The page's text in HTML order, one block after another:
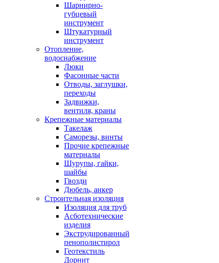
Шарнирно-
губцевый
инструмент
Штукатурный
инструмент
Отопление,
водоснабжение
Люки
Фасонные части
Отводы, заглушки,
переходы
Задвижки,
вентиля, краны
Крепежные материалы
Такелаж
Саморезы, винты
Прочие крепежные
материалы
Шурупы, гайки,
шайбы
Гвозди
Дюбель, анкер
Строительная изоляция
Изоляция для труб
Асботехнические
изделия
Экструдированный
пенополистирол
Геотекстиль
Дорнит